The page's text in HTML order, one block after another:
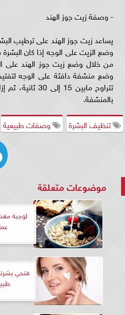
- وصفة زيت جوز الهند
يساعد زيت جوز الهند على ترطيب
وضع الزيت على الوجه إذا كان
من خلال وضع زيت جوز الهند على
وضع منشفة دافئة على الوجه
تتراوح مابين 15
بالمنشفة.
تنظيف البشرة
وصفات طبيعية
موضوعات متعلقة
لوجبة